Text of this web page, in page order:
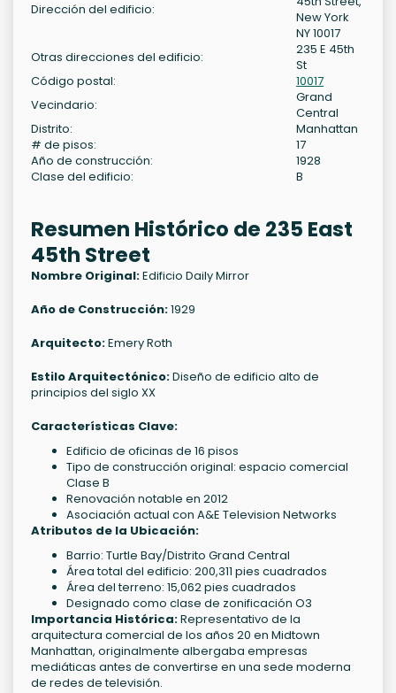
Dirección del edificio:
New York
NY 10017
Otras direcciones del edificio:
235 E 45th
St
Código postal:
10017
Vecindario:
Grand
Central
Distrito:
Manhattan
# de pisos:
17
Año de construcción:
1928
Clase del edificio:
B
Resumen Histórico de 235 East
45th Street
Nombre Original:Edificio Daily Mirror
Año de Construcción:1929
Arquitecto:Emery Roth
Estilo Arquitectónico:Diseño de edificio alto de
principios del siglo XX
Características Clave:
Edificio de oficinas de 16 pisos
Tipo de construcción original: espacio comercial
Clase B
Renovación notable en 2012
Asociación actual con A&E Television Networks
Atributos de la Ubicación:
Barrio: Turtle Bay/Distrito Grand Central
Área total del edificio: 200,311 pies cuadrados
Área del terreno: 15,062 pies cuadrados
Designado como clase de zonificación O3
Importancia Histórica:Representativo de la
arquitectura comercial de los años 20 en Midtown
Manhattan, originalmente albergaba empresas
mediáticas antes de convertirse en una sede moderna
de redes de televisión.